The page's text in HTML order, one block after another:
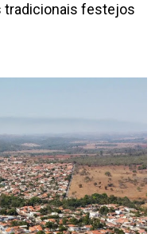
tradicionais festejos